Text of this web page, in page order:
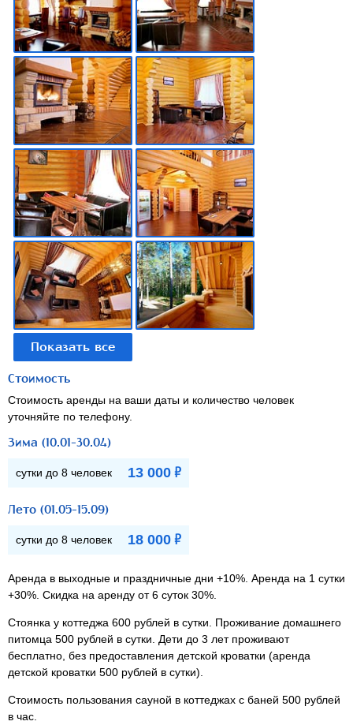
Стоимость
Стоимость аренды на ваши даты и количество человек
уточняйте по телефону.
Зима (10.01-30.04)
сутки до 8 человек 13 000 Р
Лето (01.05-15.09)
сутки до 8 человек 18 000 Р
Аренда в выходные и праздничные дни +10%. Аренда на 1 сутки
+30%. Скидка на аренду от 6 суток 30%.
Стоянка у коттеджа 600 рублей в сутки. Проживание домашнего
питомца 500 рублей в сутки. Дети до 3 лет проживают
бесплатно, без предоставления детской кроватки (аренда
детской кроватки 500 рублей в сутки).
Стоимость пользования сауной в коттеджах с баней 500 рублей
в час.